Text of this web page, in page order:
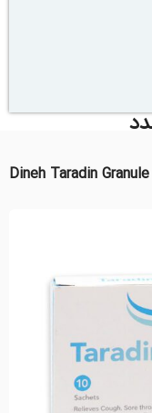
Dineh Taradin